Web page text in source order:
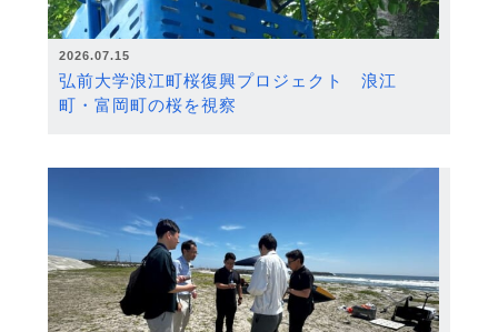
2026.07.15
弘前大学浪江町桜復興プロジェクト 浪江
町・富岡町の桜を視察